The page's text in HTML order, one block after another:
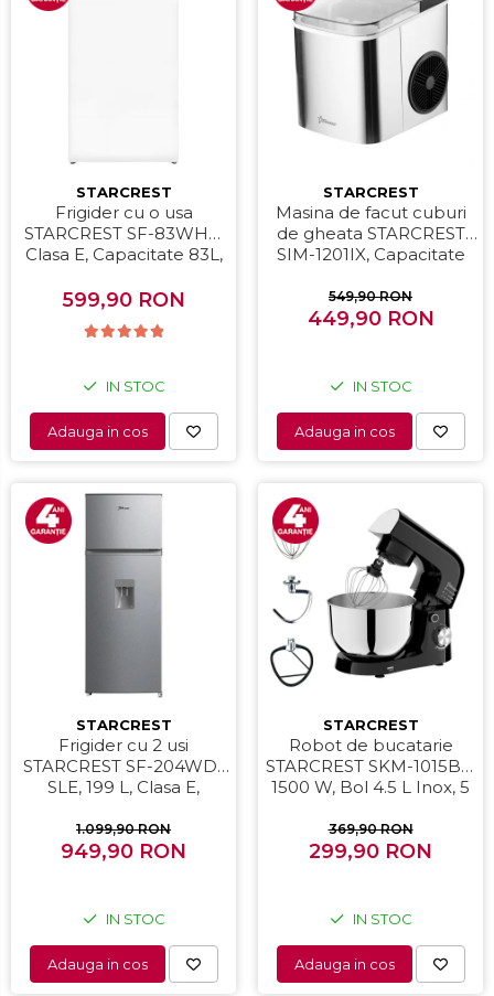
STARCREST
Frigider cu o usa
STARCREST SF-83WHE,
Clasa E, Capacitate 83L,
Compartiment gheata, H
85 cm, Alb
599,90 RON
IN STOC
Adauga in cos
STARCREST
Masina de facut cuburi
de gheata STARCREST
SIM-1201IX, Capacitate
dimensiuni pentru
cuburi, Rezervor apa 1.3 l,
549,90 RON
449,90 RON
IN STOC
Adauga in cos
STARCREST
Frigider cu 2 usi
STARCREST SF-204WD-
SLE, 199 L, Clasa E,
LED, Termostat Ajustabil,
Usi reversibile, H 143 cm,
1.099,90 RON
949,90 RON
IN STOC
Adauga in cos
STARCREST
Robot de bucatarie
STARCREST SKM-1015BK,
1500 W, Bol 4.5 L Inox, 5
Pulse, Negru
369,90 RON
299,90 RON
IN STOC
Adauga in cos